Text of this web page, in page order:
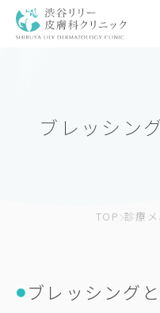
ブレッシン
TOP 診療
● ブレッシング